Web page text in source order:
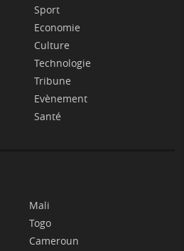
Sport
Economie
Culture
Technologie
Tribune
Evènement
Santé
Mali
Togo
Cameroun